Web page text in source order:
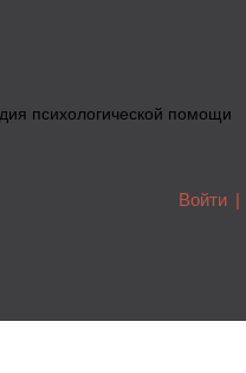
психологической помощи
Войти